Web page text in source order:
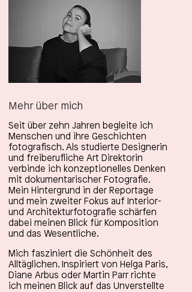
Mehr über mich
Seit über zehn Jahren begleite ich
Menschen und ihre Geschichten
fotografisch. Als studierte Designerin
und freiberufliche Art Direktorin
verbinde ich konzeptionelles Denken
mit dokumentarischer Fotografie.
Mein Hintergrund in der Reportage
und mein zweiter Fokus auf Interior-
und Architekturfotografie schärfen
dabei meinen Blick für Komposition
und das Wesentliche.
Mich fasziniert die Schönheit des
Alltäglichen. Inspiriert von Helga Paris,
Diane Arbus oder Martin Parr richte
ich meinen Blick auf das Unverstellte